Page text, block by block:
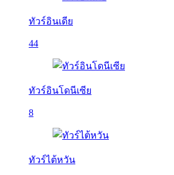
ทัวร์อินเดีย
44
ทัวร์อินโดนีเซีย
8
ทัวร์ไต้หวัน